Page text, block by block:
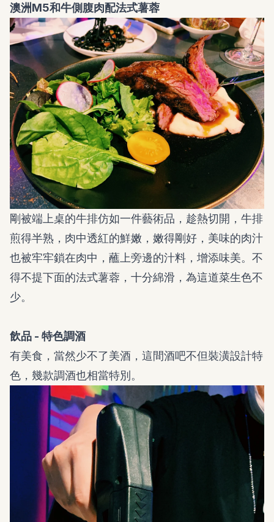
澳洲M5和牛側腹肉配法式薯蓉
剛被端上桌的牛排仿如一件藝術品，趁熱切開，牛排
煎得半熟，肉中透紅的鮮嫩，嫩得剛好，美味的肉汁
也被牢牢鎖在肉中，蘸上旁邊的汁料，增添味美。不
得不提下面的法式薯蓉，十分綿滑，為這道菜生色不
少。
飲品 - 特色調酒
有美食，當然少不了美酒，這間酒吧不但裝潢設計特
色，幾款調酒也相當特別。